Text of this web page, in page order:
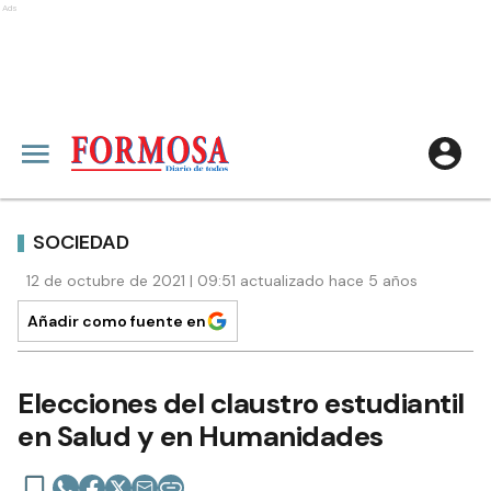
Ads
SOCIEDAD
12 de octubre de 2021 | 09:51 actualizado hace 5 años
Añadir como fuente en
Elecciones del claustro estudiantil
en Salud y en Humanidades